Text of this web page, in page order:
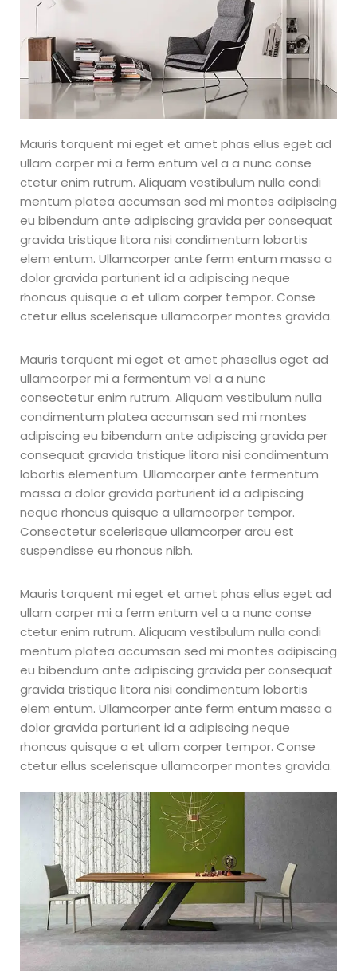
con un local presencial
para vender la mercadoría.
¿Para que
Paises
sirve el
curso?
Argentina, Bolivia, Chile,
Colombia, Ecuador, El
salvadorEstados Unidos,
Guatemala, Honduras,
Mexico, Paraguay, Perú,
República Dominicana
Uruguay, Venezuela
Mauris torquent mi eget et amet phas ellus eget ad
ullam corper mi a ferm entum vel a a nunc conse
ctetur enim rutrum. Aliquam vestibulum nulla condi
mentum platea accumsan sed mi montes adipiscing
eu bibendum ante adipiscing gravida per consequat
gravida tristique litora nisi condimentum lobortis
elem entum. Ullamcorper ante ferm entum massa a
dolor gravida parturient id a adipiscing neque
rhoncus quisque a et ullam corper tempor. Conse
ctetur ellus scelerisque ullamcorper montes gravida.
Mauris torquent mi eget et amet phasellus eget ad
ullamcorper mi a fermentum vel a a nunc
consectetur enim rutrum. Aliquam vestibulum nulla
condimentum platea accumsan sed mi montes
adipiscing eu bibendum ante adipiscing gravida per
consequat gravida tristique litora nisi condimentum
lobortis elementum. Ullamcorper ante fermentum
massa a dolor gravida parturient id a adipiscing
neque rhoncus quisque a ullamcorper tempor.
Consectetur scelerisque ullamcorper arcu est
suspendisse eu rhoncus nibh.
Mauris torquent mi eget et amet phas ellus eget ad
ullam corper mi a ferm entum vel a a nunc conse
ctetur enim rutrum. Aliquam vestibulum nulla condi
mentum platea accumsan sed mi montes adipiscing
eu bibendum ante adipiscing gravida per consequat
gravida tristique litora nisi condimentum lobortis
elem entum. Ullamcorper ante ferm entum massa a
dolor gravida parturient id a adipiscing neque
rhoncus quisque a et ullam corper tempor. Conse
ctetur ellus scelerisque ullamcorper montes gravida.